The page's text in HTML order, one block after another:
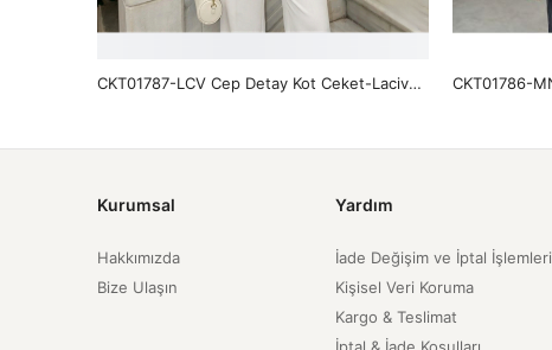
CKT01787-LCV Cep Detay Kot Ceket-Lacivert
Kurumsal
Hakkımızda
Bize Ulaşın
Yardım
İade Değişim ve İptal İşlemleri
Kişisel Veri Koruma
Kargo & Teslimat